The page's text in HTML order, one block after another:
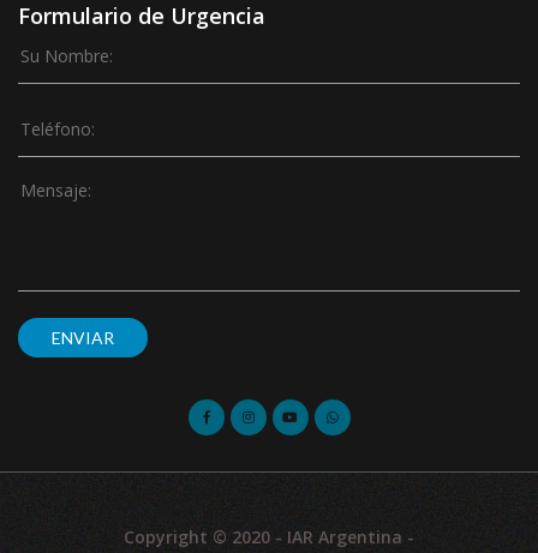
Formulario de Urgencia
ENVIAR
Copyright © 2020 - IAR Argentina -